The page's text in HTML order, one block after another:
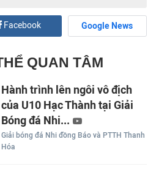
Facebook Google News
QUAN TÂM
Hành trình lên ngôi vô địch
của U10 Hạc Thành tại Giải
Bóng đá Nhi...
Giải bóng đá Nhi đồng Báo và PTTH Thanh
Hóa